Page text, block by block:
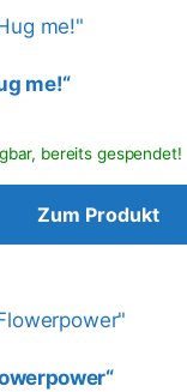
me!“
Zum Produkt